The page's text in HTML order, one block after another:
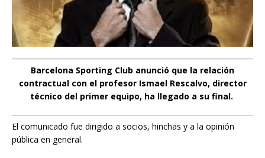
Barcelona Sporting Club anunció que la relación
contractual con el profesor Ismael Rescalvo, director
técnico del primer equipo, ha llegado a su final.
El comunicado fue dirigido a socios, hinchas y a la opinión
pública en general.